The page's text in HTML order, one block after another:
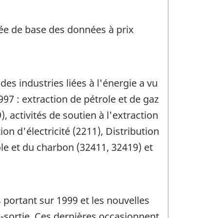
de base des données à prix
industries liées à l'énergie a vu
: extraction de pétrole et de gaz
activités de soutien à l'extraction
d'électricité (2211), Distribution
et du charbon (32411, 32419) et
sur 1999 et les nouvelles